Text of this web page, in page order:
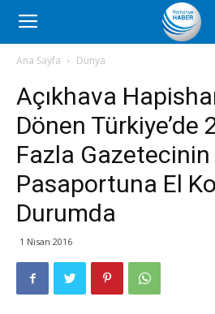
Romanya
Haber
Ana Sayfa Dünya
Açıkhava
Dönen Türkiye’de
Fazla Gazetecinin
Pasaportuna El
Durumda
1 Nisan 2016